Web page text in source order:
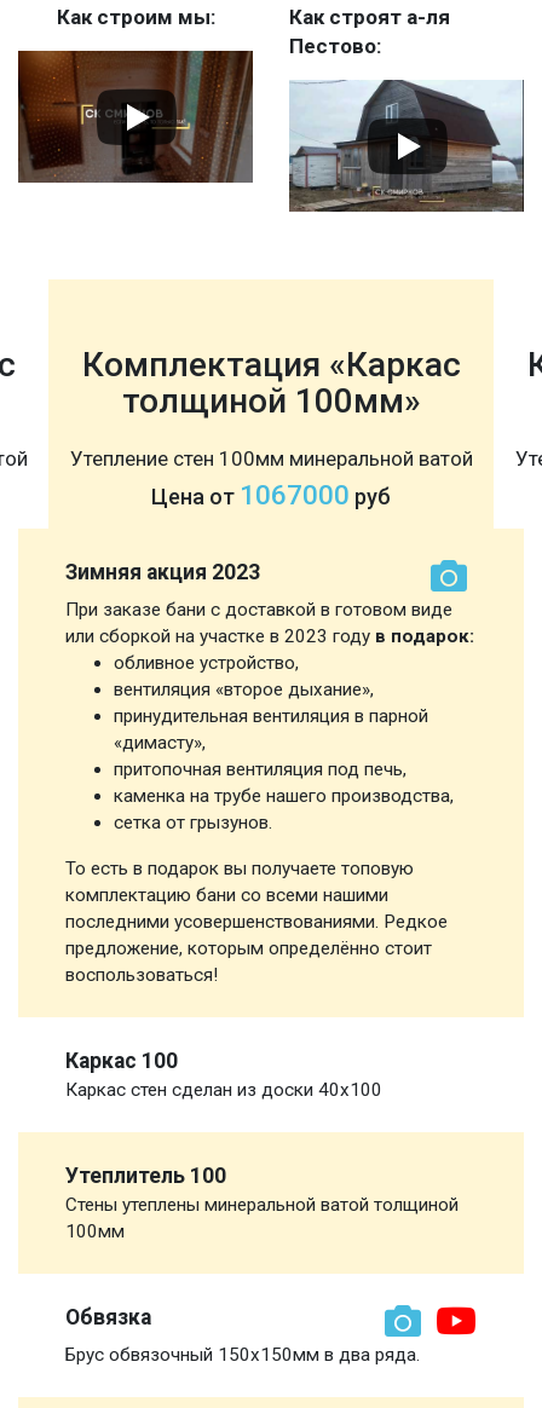
Как строим мы:
Как строят а-ля
Пестово:
Комплектация «Каркас
толщиной 100мм»
Утепление стен 100мм минеральной ватой
Цена от 1067000 руб
Зимняя акция 2023
При заказе бани с доставкой в готовом виде
или сборкой на участке в 2023 году в подарок:
обливное устройство,
вентиляция «второе дыхание»,
принудительная вентиляция в парной
«димасту»,
притопочная вентиляция под печь,
каменка на трубе нашего производства,
сетка от грызунов.
То есть в подарок вы получаете топовую
комплектацию бани со всеми нашими
последними усовершенствованиями. Редкое
предложение, которым определённо стоит
воспользоваться!
Каркас 100
Каркас стен сделан из доски 40х100
Утеплитель 100
Стены утеплены минеральной ватой толщиной
100мм
Обвязка
Брус обвязочный 150х150мм в два ряда.